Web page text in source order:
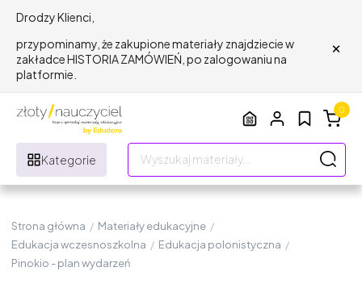
Drodzy Klienci,
przypominamy, że zakupione materiały znajdziecie w
zakładce HISTORIA ZAMÓWIEŃ, po zalogowaniu na
platformie.
×
Kategorie
0
Strona główna / Materiały edukacyjne /
Edukacja wczesnoszkolna / Edukacja polonistyczna /
Pinokio - plan wydarzeń